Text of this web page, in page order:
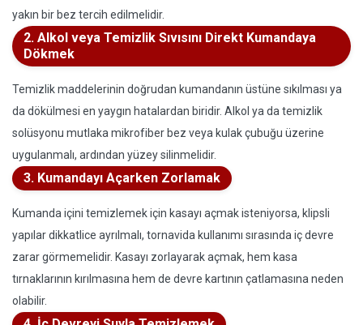
yakın bir bez tercih edilmelidir.
2. Alkol veya Temizlik Sıvısını Direkt Kumandaya
Dökmek
Temizlik maddelerinin doğrudan kumandanın üstüne sıkılması ya
da dökülmesi en yaygın hatalardan biridir. Alkol ya da temizlik
solüsyonu mutlaka mikrofiber bez veya kulak çubuğu üzerine
uygulanmalı, ardından yüzey silinmelidir.
3. Kumandayı Açarken Zorlamak
Kumanda içini temizlemek için kasayı açmak isteniyorsa, klipsli
yapılar dikkatlice ayrılmalı, tornavida kullanımı sırasında iç devre
zarar görmemelidir. Kasayı zorlayarak açmak, hem kasa
tırnaklarının kırılmasına hem de devre kartının çatlamasına neden
olabilir.